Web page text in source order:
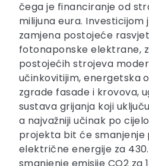
čega je financiranje od
milijuna eura.
zamjena postojeće
fotonaponske elektrane,
postojećih strojeva
učinkovitijim, energetska
zgrade fasade i krovova,
sustava grijanja koji
a najvažniji učinak po
projekta bit će smanjenje
električne energije za